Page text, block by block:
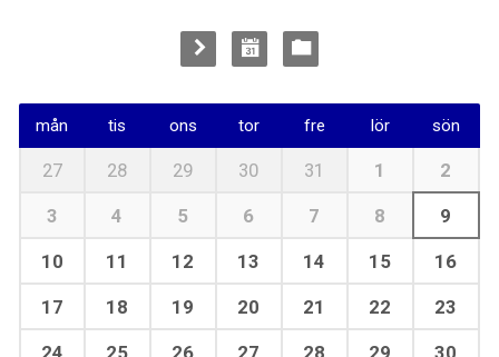
mån tis ons tor fre lör sön
27 28 29 30 31 1 2
3 4 5 6 7 8 9
10 11 12 13 14 15 16
17 18 19 20 21 22 23
24 25 26 27 28 29 30